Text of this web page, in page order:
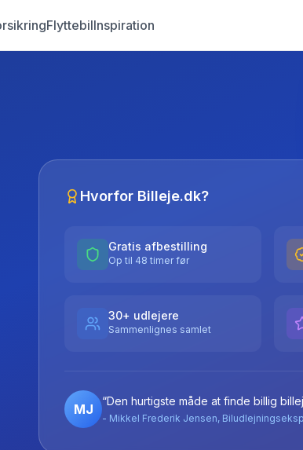
FlyttebilInspiration
Hvorfor Billeje.dk?
Gratis afbestilling
Op til 48 timer før
30+ udlejere
Sammenlignes samlet
MJ
“Den hurtigste måde at finde billig
- Mikkel Frederik Jensen,